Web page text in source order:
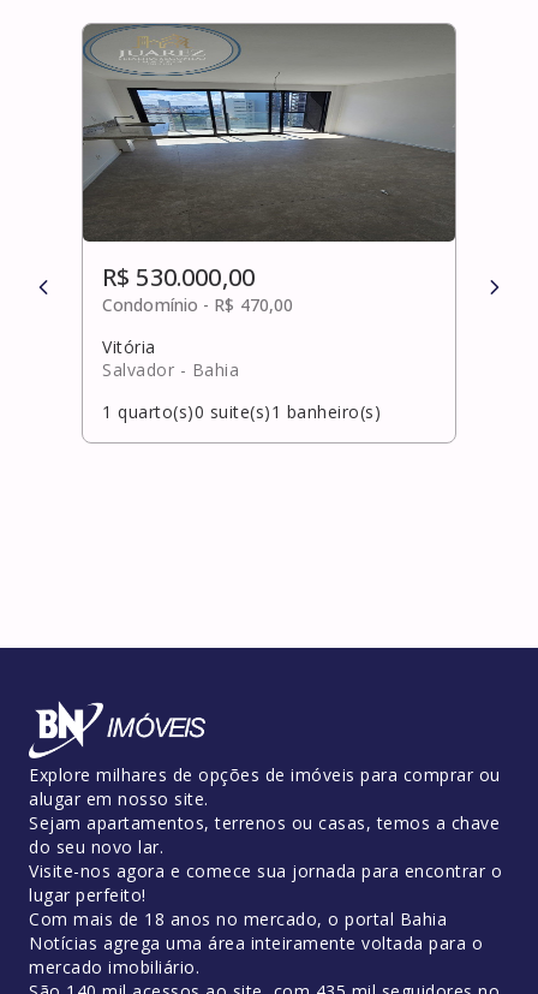
R$ 530.000,00
Condomínio - R$ 470,00
Vitória
Salvador - Bahia
1 quarto(s)0 suite(s)1 banheiro(s)
R$
Explore milhares de opções de imóveis para comprar ou
alugar em nosso site.
Sejam apartamentos, terrenos ou casas, temos a chave
do seu novo lar.
Visite-nos agora e comece sua jornada para encontrar o
lugar perfeito!
Com mais de 18 anos no mercado, o portal Bahia
Notícias agrega uma área inteiramente voltada para o
mercado imobiliário.